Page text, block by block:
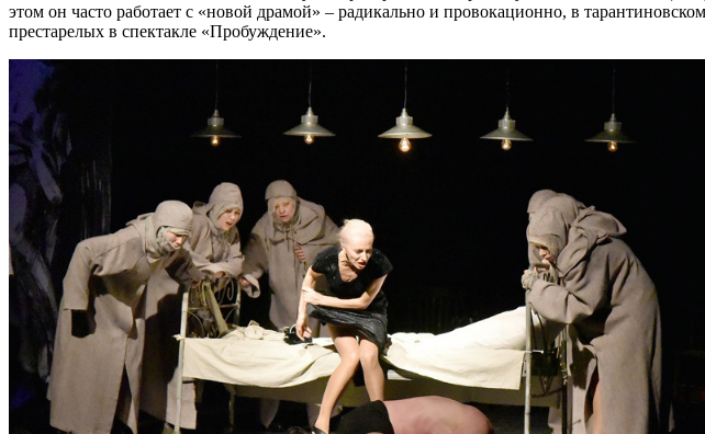
этом он часто работает с «новой драмой» – радикально и провокационно, в
престарелых в спектакле «Пробуждение».